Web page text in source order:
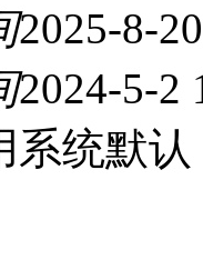
2025-8-
2024-5-2
系统默认